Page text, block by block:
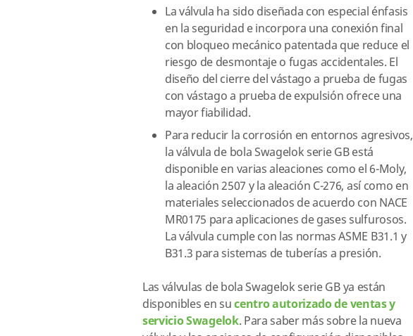
La válvula ha sido diseñada con especial énfasis
en la seguridad e incorpora una conexión final
con bloqueo mecánico patentada que reduce el
riesgo de desmontaje o fugas accidentales. El
diseño del cierre del vástago a prueba de fugas
con vástago a prueba de expulsión ofrece una
mayor fiabilidad.
Para reducir la corrosión en entornos agresivos,
la válvula de bola Swagelok serie GB está
disponible en varias aleaciones como el 6-Moly,
la aleación 2507 y la aleación C-276, así como en
materiales seleccionados de acuerdo con NACE
MR0175 para aplicaciones de gases sulfurosos.
La válvula cumple con las normas ASME B31.1 y
B31.3 para sistemas de tuberías a presión.
Las válvulas de bola Swagelok serie GB ya están
disponibles en sucentro autorizado de ventas y
servicio Swagelok. Para saber más sobre la nueva